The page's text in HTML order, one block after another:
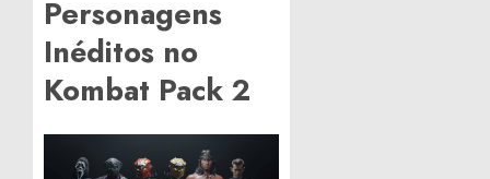
Personagens
Inéditos no
Kombat Pack 2